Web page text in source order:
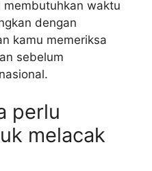
membutuhkan waktu
dengan
kamu memeriksa
sebelum
perlu
melacak